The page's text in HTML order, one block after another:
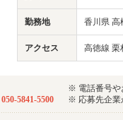
勤務地 香川県 高
アクセス 高徳線 栗
050-5841-5500
※ 電話番号や
※ 応募先企業